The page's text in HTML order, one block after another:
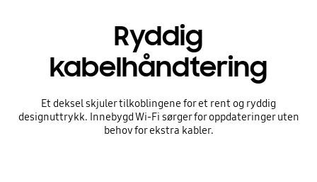
Ryddig
kabelhåndtering
Et deksel skjuler tilkoblingene for et rent og ryddig
designuttrykk. Innebygd Wi-Fi sørger for oppdateringer uten
behov for ekstra kabler.